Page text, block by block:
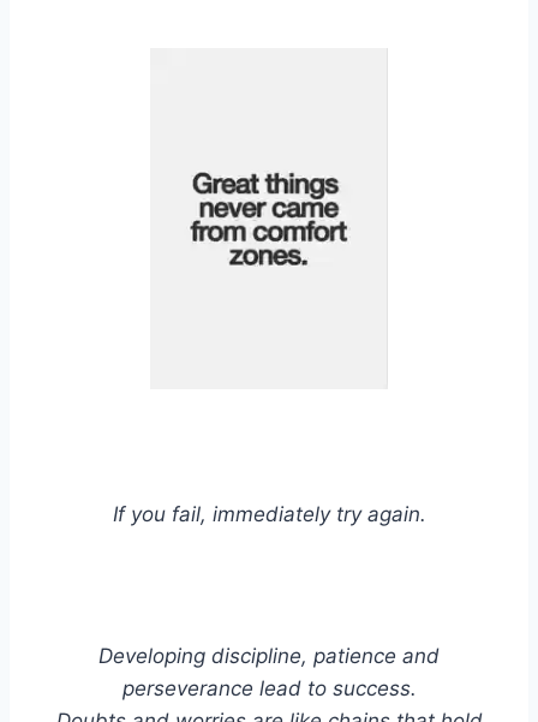
If you fail, immediately try again.
Developing discipline, patience and
perseverance lead to success.